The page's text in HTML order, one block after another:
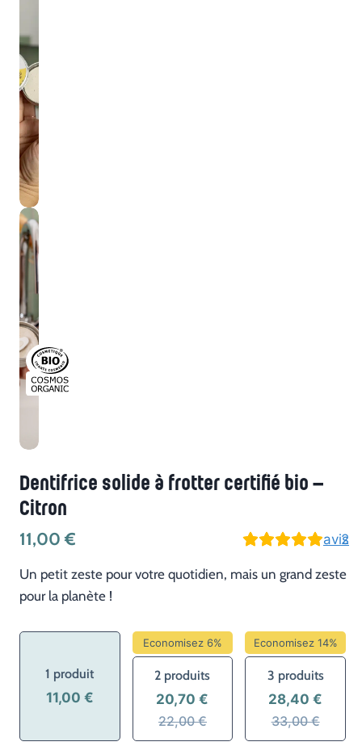
Dentifrice solide à frotter certifié bio –
Citron
11,00 € 2
avis
Un petit zeste pour votre quotidien, mais un grand zeste
pour la planète !
1 produit
11,00 €
Economisez 6%
2 produits
20,70 €
22,00 €
Economisez 14%
3 produits
28,40 €
33,00 €